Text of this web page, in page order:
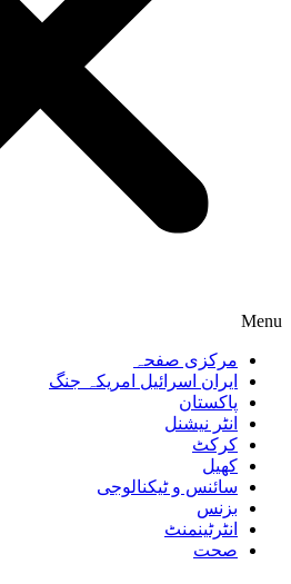
Menu
مرکزی صفحہ
ایران اسرائیل امریکہ جنگ
پاکستان
انٹر نیشنل
کرکٹ
کھیل
سائنس و ٹیکنالوجی
بزنس
انٹرٹینمنٹ
صحت